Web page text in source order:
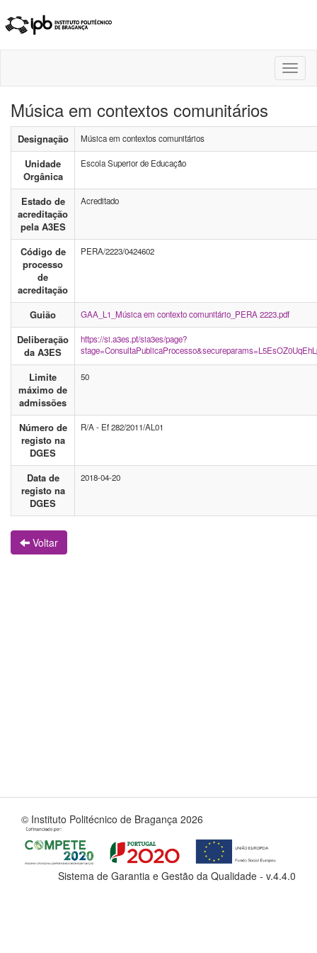
Música em contextos comunitários
Designação Música em contextos comunitários
Unidade
Orgânica
Escola Superior de Educação
Estado de
acreditação
pela A3ES
Acreditado
Código de
processo
de
acreditação
PERA/2223/0424602
Guião GAA_L1_Música em contexto comunitário_PERA 2223.pdf
Deliberação
da A3ES
https://si.a3es.pt/sia3es/page?
Limite
máximo de
admissões
50
Número de
registo na
DGES
R/A - Ef 282/2011/AL01
Data de
registo na
DGES
2018-04-20
Voltar
© Instituto Politécnico de Bragança 2026
Sistema de Garantia e Gestão da Qualidade - v.4.4.0